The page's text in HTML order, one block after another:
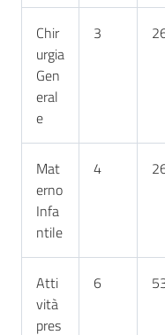
Chir
urgia
Gen
eral
e
3
Mat
erno
Infa
ntile
4
Atti
vità
pres
6